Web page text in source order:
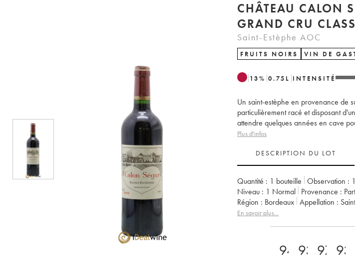
CHÂTEAU CALON
GRAND CRU
Saint-Estèphe AOC
FRUITS NOIRS VIN DE
13% 0.75 L INTENSITÉ
Un saint-estèphe en provenance de
particulièrement racé et disposant
attendre quelques années en cave
Plus d'infos
DESCRIPTION DU LOT
Quantité : 1 bouteille Observation :
Niveau : 1 Normal Provenance :
Région :
Bordeaux Appellation :
Classement :
En savoir plus...
94 93 97 93